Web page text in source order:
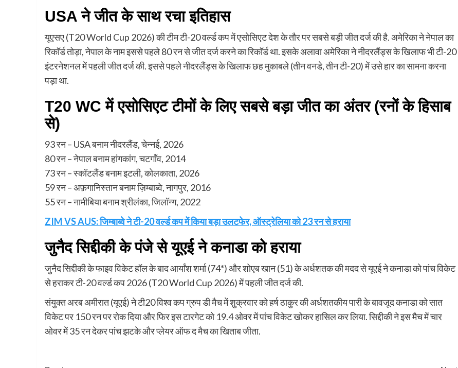
USA ने जीत के साथ रचा इतिहास
यूएसए (T20 World Cup 2026) की टीम टी-20 वर्ल्ड कप में एसोसिएट देश के तौर पर सबसे बड़ी जीत दर्ज की है. अमेरिका ने नेपाल का
रिकॉर्ड तोड़ा, नेपाल के नाम इससे पहले 80 रन से जीत दर्ज करने का रिकॉर्ड था. इसके अलावा अमेरिका ने नीदरलैंड्स के खिलाफ भी टी-20
इंटरनेशनल में पहली जीत दर्ज की. इससे पहले नीदरलैंड्स के खिलाफ छह मुकाबले (तीन वनडे, तीन टी-20) में उसे हार का सामना करना
पड़ा था.
T20 WC में एसोसिएट टीमों के लिए सबसे बड़ा जीत का अंतर (रनों के हिसाब
से)
93 रन – USA बनाम नीदरलैंड, चेन्नई, 2026
80 रन – नेपाल बनाम हांगकांग, चटगाँव, 2014
73 रन – स्कॉटलैंड बनाम इटली, कोलकाता, 2026
59 रन – अफ़गानिस्तान बनाम ज़िम्बाब्वे, नागपुर, 2016
55 रन – नामीबिया बनाम श्रीलंका, जिलॉन्ग, 2022
ZIM VS AUS: जिम्बाब्वे ने टी-20 वर्ल्ड कप में किया बड़ा उलटफेर, ऑस्ट्रेलिया को 23 रन से हराया
जुनैद सिद्दीकी के पंजे से यूएई ने कनाडा को हराया
जुनैद सिद्दीकी के फाइव विकेट हॉल के बाद आर्यांश शर्मा (74*) और शोएब खान (51) के अर्धशतक की मदद से यूएई ने कनाडा को पांच विकेट
से हराकर टी-20 वर्ल्ड कप 2026 (T20 World Cup 2026) में पहली जीत दर्ज की.
संयुक्त अरब अमीरात (यूएई) ने टी20 विश्व कप ग्रुप डी मैच में शुक्रवार को हर्ष ठाकुर की अर्धशतकीय पारी के बावजूद कनाडा को सात
विकेट पर 150 रन पर रोक दिया और फिर इस टारगेट को 19.4 ओवर में पांच विकेट खोकर हासिल कर लिया. सिद्दीकी ने इस मैच में चार
ओवर में 35 रन देकर पांच झटके और प्लेयर ऑफ द मैच का खिताब जीता.